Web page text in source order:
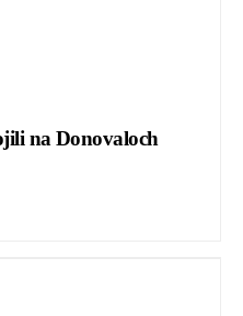
na Donovaloch